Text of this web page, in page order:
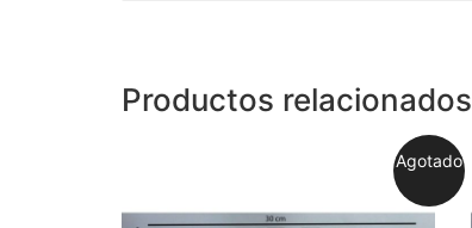
Productos relacionados
Agotado